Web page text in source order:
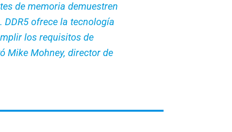
de memoria demuestren
ofrece la tecnología
los requisitos de
Mike Mohney, director de